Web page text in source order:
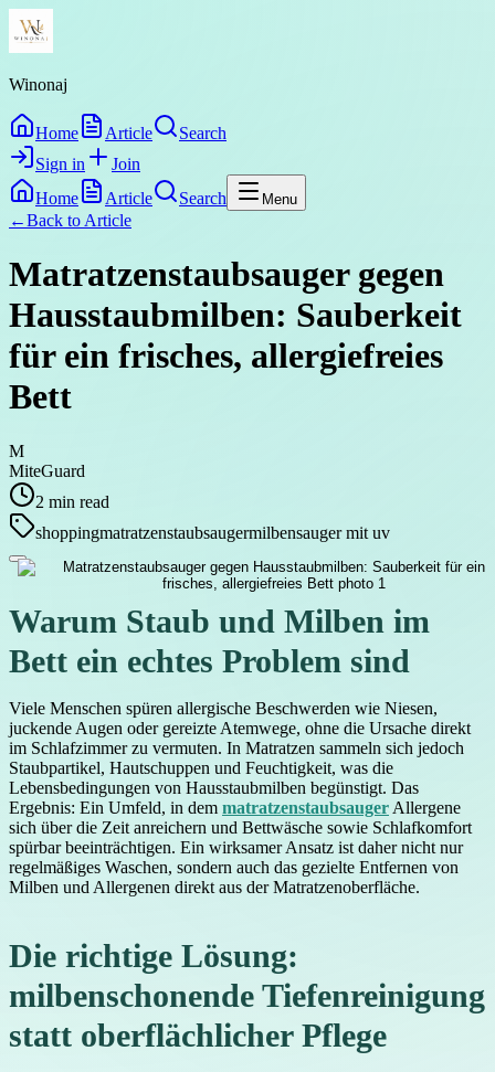
Winonaj
Home Article
Search
Sign in
Join
Home
Article Search Menu
←Back to Article
Matratzenstaubsauger gegen
Hausstaubmilben: Sauberkeit
für ein frisches, allergiefreies
Bett
M
MiteGuard
2 min read
shoppingmatratzenstaubsaugermilbensauger mit uv
Warum Staub und Milben im
Bett ein echtes Problem sind
Viele Menschen spüren allergische Beschwerden wie Niesen,
juckende Augen oder gereizte Atemwege, ohne die Ursache direkt
im Schlafzimmer zu vermuten. In Matratzen sammeln sich jedoch
Staubpartikel, Hautschuppen und Feuchtigkeit, was die
Lebensbedingungen von Hausstaubmilben begünstigt. Das
Ergebnis: Ein Umfeld, in dem matratzenstaubsauger Allergene
sich über die Zeit anreichern und Bettwäsche sowie Schlafkomfort
spürbar beeinträchtigen. Ein wirksamer Ansatz ist daher nicht nur
regelmäßiges Waschen, sondern auch das gezielte Entfernen von
Milben und Allergenen direkt aus der Matratzenoberfläche.
Die richtige Lösung:
milbenschonende Tiefenreinigung
statt oberflächlicher Pflege